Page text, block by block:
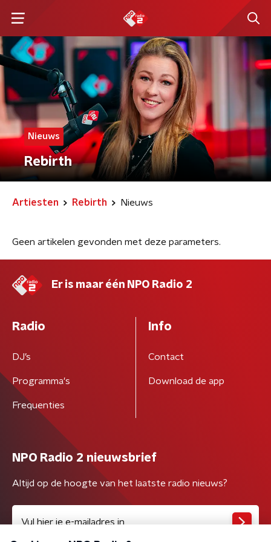
Nieuws
Rebirth
Artiesten Rebirth Nieuws
Geen artikelen gevonden met deze parameters.
Er is maar één NPO Radio 2
Radio
DJ’s
Programma's
Frequenties
Info
Contact
Download de app
NPO Radio 2 nieuwsbrief
Altijd op de hoogte van het laatste radio nieuws?